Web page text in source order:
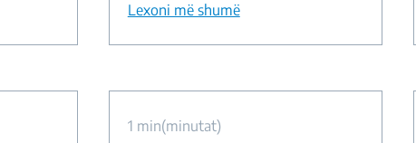
Lexoni më shumë
1 min(minutat)